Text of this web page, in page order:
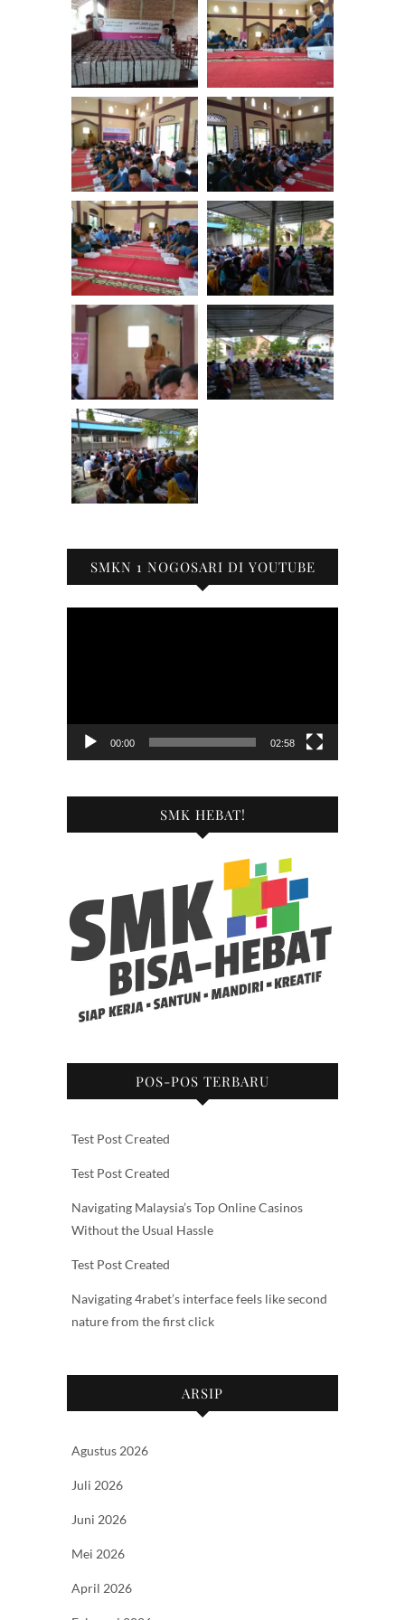
SMKN 1 NOGOSARI DI YOUTUBE
00:00 02:58
SMK HEBAT!
POS-POS TERBARU
Test Post Created
Test Post Created
Navigating Malaysia’s Top Online Casinos
Without the Usual Hassle
Test Post Created
Navigating 4rabet’s interface feels like second
nature from the first click
ARSIP
Agustus 2026
Juli 2026
Juni 2026
Mei 2026
April 2026